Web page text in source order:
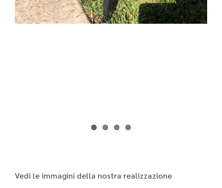
Vedi le immagini della nostra realizzazione